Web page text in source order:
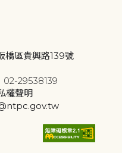
橋區貴興路139號
02-29538139
權聲明